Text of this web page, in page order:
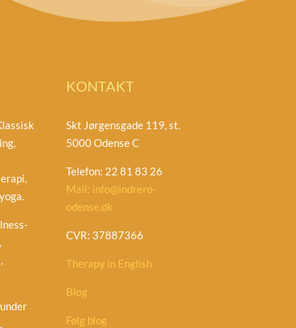
KONTAKT
Skt Jørgensgade 119, st.
5000 Odense C
Telefon: 22 81 83 26
Mail: info@indrero-
odense.dk
CVR: 37887366
Therapy in English
Blog
Følg blog